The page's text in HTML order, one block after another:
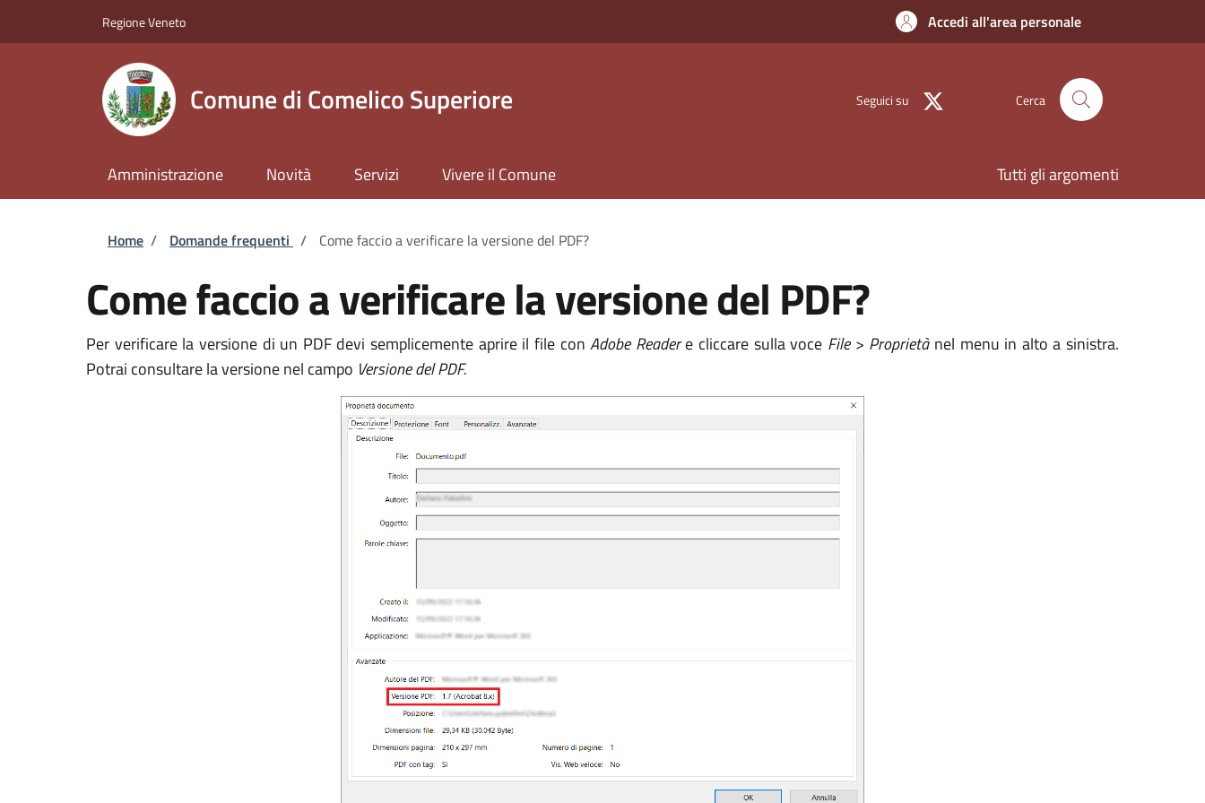
Regione Veneto Accedi all'area personale
Comune di Comelico Superiore Seguici su Cerca
Amministrazione Novità Servizi Vivere il Comune Tutti gli argomenti
Briciole di pane
Home / Domande frequenti / Come faccio a verificare la versione del PDF?
Come faccio a verificare la versione del PDF?
Per verificare la versione di un PDF devi semplicemente aprire il file conAdobe Readere cliccare sulla voce File > Proprietà nel menu in alto a sinistra.
Potrai consultare la versione nel campo Versione del PDF.